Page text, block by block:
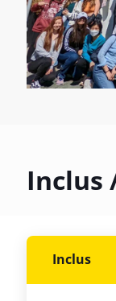
Inclus
Inclus